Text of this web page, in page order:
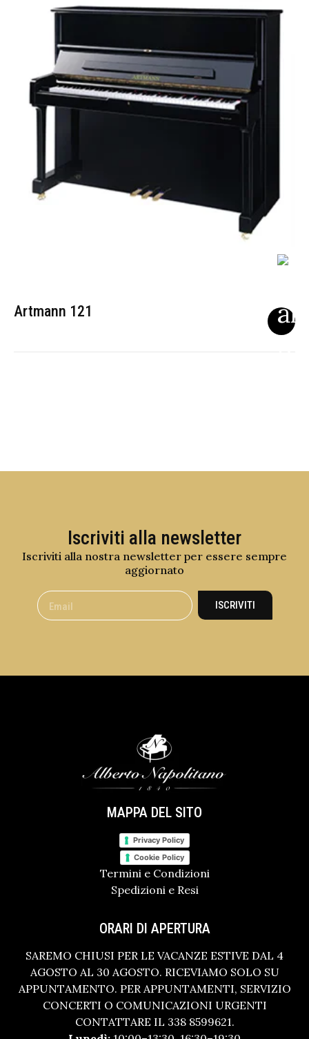
Artmann 121
Iscriviti alla newsletter
Iscriviti alla nostra newsletter per essere sempre
aggiornato
ISCRIVITI
MAPPA DEL SITO
Privacy Policy
Cookie Policy
Termini e Condizioni
Spedizioni e Resi
ORARI DI APERTURA
SAREMO CHIUSI PER LE VACANZE ESTIVE DAL 4
AGOSTO AL 30 AGOSTO. RICEVIAMO SOLO SU
APPUNTAMENTO. PER APPUNTAMENTI, SERVIZIO
CONCERTI O COMUNICAZIONI URGENTI
CONTATTARE IL 338 8599621.